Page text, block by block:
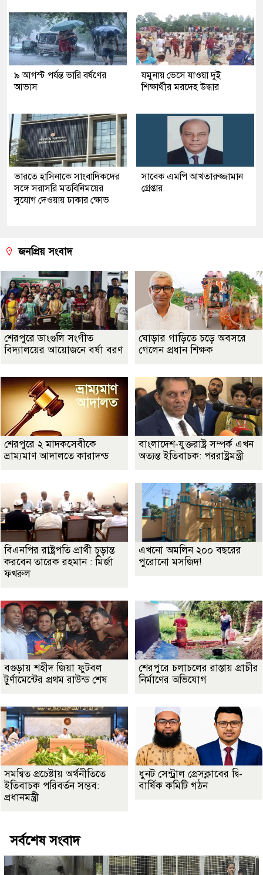
৯ আগস্ট পর্যন্ত ভারি বর্ষণের
আভাস
যমুনায় ভেসে যাওয়া দুই
শিক্ষার্থীর মরদেহ উদ্ধার
ভারতে হাসিনাকে সাংবাদিকদের
সঙ্গে সরাসরি মতবিনিময়ের
সুযোগ দেওয়ায় ঢাকার ক্ষোভ
সাবেক এমপি আখতারুজ্জামান
গ্রেপ্তার
জনপ্রিয় সংবাদ
শেরপুরে ডাংগুলি সংগীত
বিদ্যালয়ের আয়োজনে বর্ষা বরণ
ঘোড়ার গাড়িতে চড়ে অবসরে
গেলেন প্রধান শিক্ষক
শেরপুরে ২ মাদকসেবীকে
ভ্রাম্যমাণ আদালতে কারাদন্ড
বাংলাদেশ-যুক্তরাষ্ট্র সম্পর্ক এখন
অত্যন্ত ইতিবাচক: পররাষ্ট্রমন্ত্রী
বিএনপির রাষ্ট্রপতি প্রার্থী চূড়ান্ত
করবেন তারেক রহমান : মির্জা
ফখরুল
এখনো অমলিন ২০০ বছরের
পুরোনো মসজিদ!
বগুড়ায় শহীদ জিয়া ফুটবল
টুর্ণামেন্টের প্রথম রাউন্ড শেষ
শেরপুরে চলাচলের রাস্তায় প্রাচীর
নির্মাণের অভিযোগ
সমন্বিত প্রচেষ্টায় অর্থনীতিতে
ইতিবাচক পরিবর্তন সম্ভব:
প্রধানমন্ত্রী
ধুনট সেন্ট্রাল প্রেসক্লাবের দ্বি-
বার্ষিক কমিটি গঠন
সর্বশেষ সংবাদ